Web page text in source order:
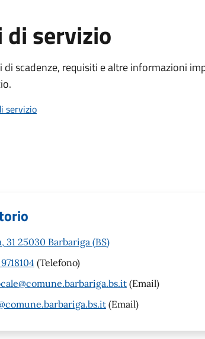
di servizio
di scadenze, requisiti e altre informazioni
servizio
31 25030 Barbariga (BS)
(Telefono)
(Email)
(Email)